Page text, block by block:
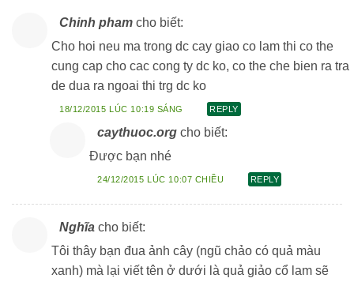
Chinh pham cho biết:
Cho hoi neu ma trong dc cay giao co lam thi co the
cung cap cho cac cong ty dc ko, co the che bien ra tra
de dua ra ngoai thi trg dc ko
18/12/2015 LÚC 10:19 SÁNG REPLY
caythuoc.org cho biết:
Được bạn nhé
24/12/2015 LÚC 10:07 CHIỀU REPLY
Nghĩa cho biết:
Tôi thây bạn đua ảnh cây (ngũ chảo có quả màu
xanh) mà lại viết tên ở dưới là quả giảo cổ lam sẽ